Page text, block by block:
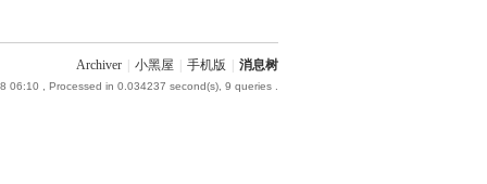
Archiver 小黑屋 手机版 消息树
06:10 , Processed in 0.034237 second(s), 9 queries .